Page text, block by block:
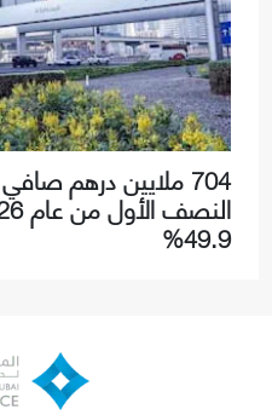
704 ملايين درهم
49.9%